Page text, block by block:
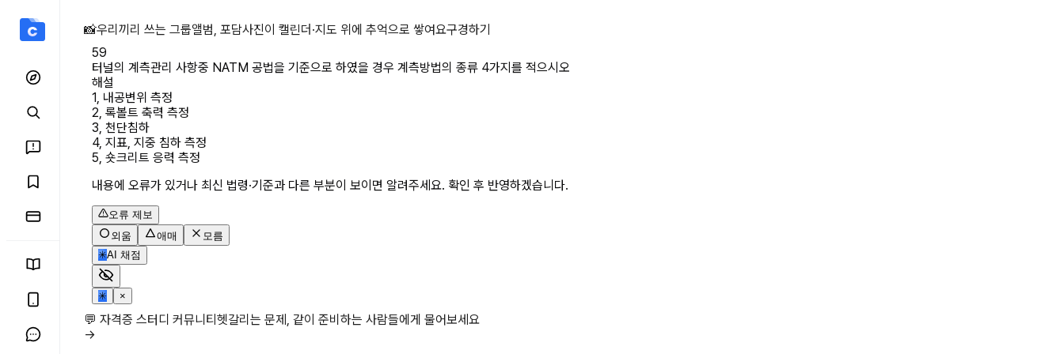
터널의 계측관리 사항중 NATM 공법을 기준으로 하였을 경우 계측방법의 종류 4가지를 적으 상세
📸우리끼리 쓰는 그룹앨범, 포담사진이 캘린더·지도 위에 추억으로 쌓여요구경하기
59
터널의 계측관리 사항중 NATM 공법을 기준으로 하였을 경우 계측방법의 종류 4가지를 적으시오
해설
1, 내공변위 측정
2, 록볼트 축력 측정
3, 천단침하
4, 지표, 지중 침하 측정
5, 숏크리트 응력 측정
내용에 오류가 있거나 최신 법령·기준과 다른 부분이 보이면 알려주세요. 확인 후 반영하겠습니다.
오류 제보
외움
애매
모름
✳AI 채점
✳ ×
💬 자격증 스터디 커뮤니티헷갈리는 문제, 같이 준비하는 사람들에게 물어보세요
→